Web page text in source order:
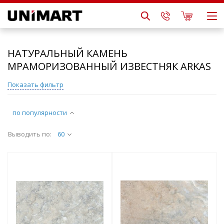
НАТУРАЛЬНЫЙ КАМЕНЬ
МРАМОРИЗОВАННЫЙ ИЗВЕСТНЯК ARKAS
по популярности
Выводить по: 60
Показать фильтр